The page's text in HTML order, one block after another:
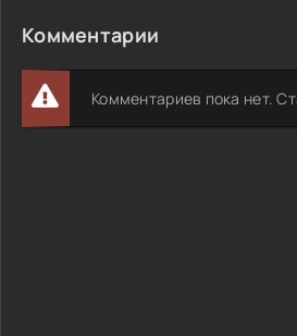
Комментарии
Комментариев пока нет.